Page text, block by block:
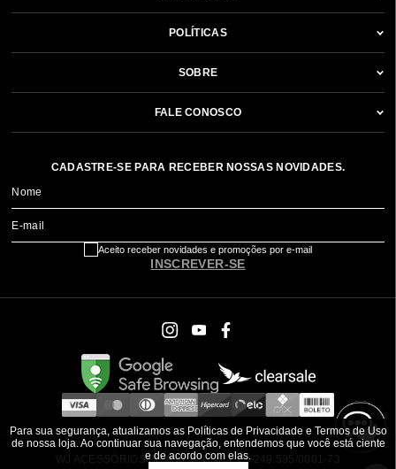
POLÍTICAS
SOBRE
FALE CONOSCO
CADASTRE-SE PARA RECEBER NOSSAS NOVIDADES.
Nome
E-mail
INSCREVER-SE
Aceito receber novidades e promoções por e-mail
WJ ACESSÓRIOS BRASIL ® CNPJ: 79.249.595/0001-73
Para sua segurança, atualizamos as Políticas de Privacidade e Termos de Uso
de nossa loja. Ao continuar sua navegação, entendemos que você está ciente
e de acordo com elas.